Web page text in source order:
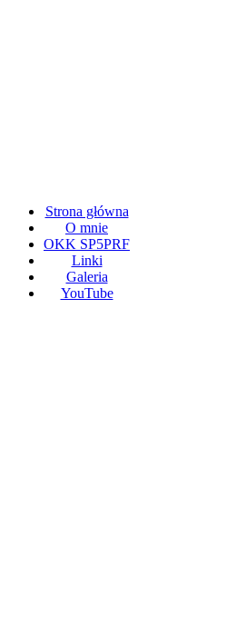
Strona główna
O mnie
OKK SP5PRF
Linki
Galeria
YouTube